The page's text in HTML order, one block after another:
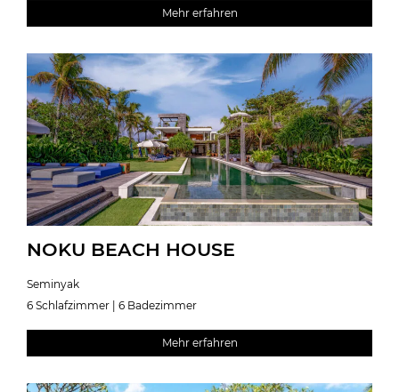
Mehr erfahren
NOKU BEACH HOUSE
Seminyak
6 Schlafzimmer | 6 Badezimmer
Mehr erfahren